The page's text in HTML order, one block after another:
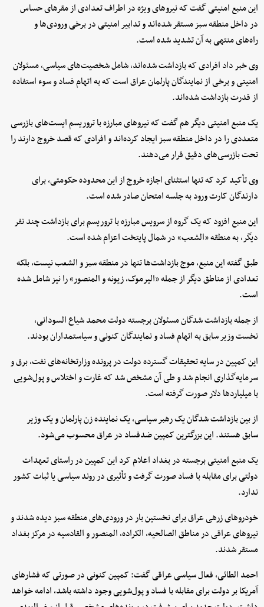
این منبع امنیتی گفت که نیروهای ویژه در اطراف تعدادی از مقرهای حساس
در داخل منطقه سبز مستقر شده‌اند و تدابیر امنیتی در برخی ورودی‌ها و
راه‌های منتهی به آن تشدید شده است.
وی خبر داد افرادی که بازداشت شده‌اند، شامل شخصیت‌های سیاسی، مسئولان
امنیتی و برخی از نمایندگان پارلمان عراق است که به اتهام فساد و سوء استفاده
از قدرت بازداشت شده‌اند.
یک منبع امنیتی دیگر هم گفت که نیروهای مبارزه با تروریسم ایست‌های بازرسی
متعددی را در داخل منطقه سبز ایجاد کرده‌اند و افرادی که قصد خروج دارند را
تحت بازرسی‌های دقیق قرار می‌دهند.
وی تأکید کرد که تنها استثنای اجازه خروج از این محدوده حکومتی، برای
دارندگان کارت ورود به جلسه امتحان صادر شده است.
این منبع افزود که یک گروه از سرویس مبارزه با تروریسم برای بازداشت چند نفر
دیگر، به منطقه «الشعب» در شمال پایتخت اعزام شده است.
طبق گفته این منبع، موج بازداشت‌ها تنها در منطقه سبز و الشعب نیست، بلکه
تعدادی از مناطق دیگر از جمله «الیرموک، زیونه و المنصور» را نیز شامل شده
است.
از جمله بازداشت شدگان مسئولان برجسته دولت محمد شیاع السودانی،
نخست وزیر سابق به اتهام فساد و نمایندگان کنونی و سیاستمداران بودند.
این کمپین در سایه تحقیقات گسترده دولت در پرونده وزارتخانه‌های نفت، برق و
سرمایه‌گذاری انجام شد و طی آن مشخص شد که غارت و اختلاس و پول‌شویی
با میلیاردها دلار صورت گرفته است.
از بین بازداشت شدگان یک رهبر سیاسی، یک نماینده زن پارلمان و یک وزیر
سابق هستند. این بزرگترین کمپین ضدفساد در عراق محسوب می‌شود.
یک منبع امنیتی برجسته در بغداد اعلام کرد این کمپین در راستای تعهدات
دولتی برای مقابله با فساد صورت گرفت و تأثیری در روند سیاسی یا ثبات کشور
ندارد.
خودروهای زرهی عراق برای نخستین بار در ورودی‌های منطقه سبز دیده شدند و
نیروهای عراقی در مناطق الصالحیه، الکراده، المنصور و القادسیه در مرکز بغداد
مستقر شدند.
احمد الطائی، فعال سیاسی عراقی گفت: کمپین کنونی در صورتی که فشارهای
آمریکا بر دولت برای مقابله با فساد و پول‌شویی وجود داشته باشد، ادامه خواهد